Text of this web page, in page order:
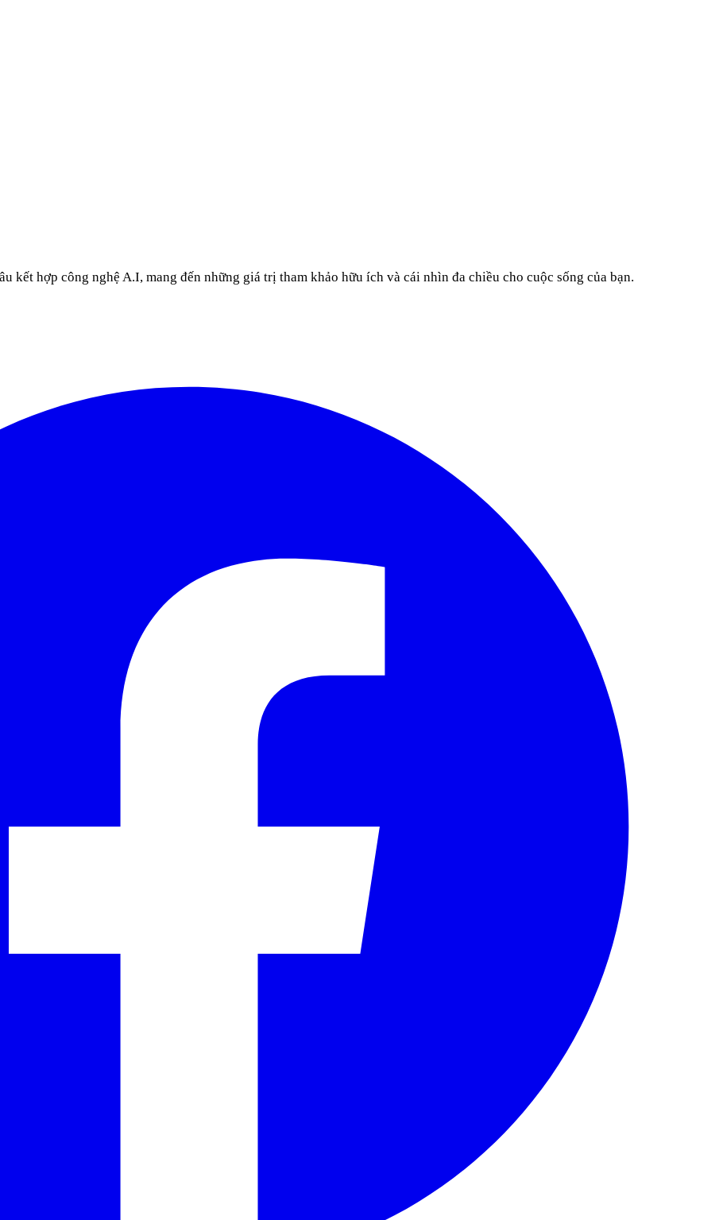
kết hợp công nghệ A.I, mang đến những giá trị tham khảo hữu ích và cái nhìn đa chiều cho cuộc sống của bạn.